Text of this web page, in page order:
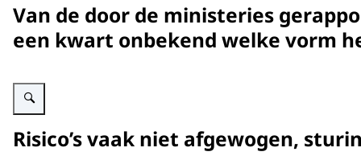
Van de door de ministeries
een kwart onbekend welke vorm
Vergroot afbeelding Schematische weergave van clouddiensten bij het
Risico’s vaak niet afgewogen,